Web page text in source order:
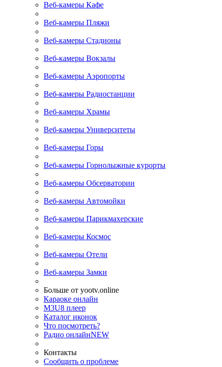
Веб-камеры Кафе
Веб-камеры Пляжи
Веб-камеры Стадионы
Веб-камеры Вокзалы
Веб-камеры Аэропорты
Веб-камеры Радиостанции
Веб-камеры Храмы
Веб-камеры Университеты
Веб-камеры Горы
Веб-камеры Горнолыжные курорты
Веб-камеры Обсерватории
Веб-камеры Автомойки
Веб-камеры Парикмахерские
Веб-камеры Космос
Веб-камеры Отели
Веб-камеры Замки
Больше от yootv.online
Караоке онлайн
M3U8 плеер
Каталог иконок
Что посмотреть?
Радио онлайнNEW
Контакты
Сообщить о проблеме